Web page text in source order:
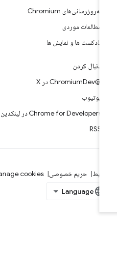
به‌روزرسانی‌های Chromium
مطالعات موردی
پادکست ها و نمایش ها
دنبال کردن
یوتیوب
Chrome for Developers در لینکدین
حریم خصوصی Manage cookies